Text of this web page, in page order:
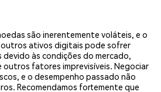
são inerentemente voláteis, e o
outros ativos digitais pode sofrer
às condições do mercado,
outros fatores imprevisíveis. Negociar
e o desempenho passado não
Recomendamos fortemente que